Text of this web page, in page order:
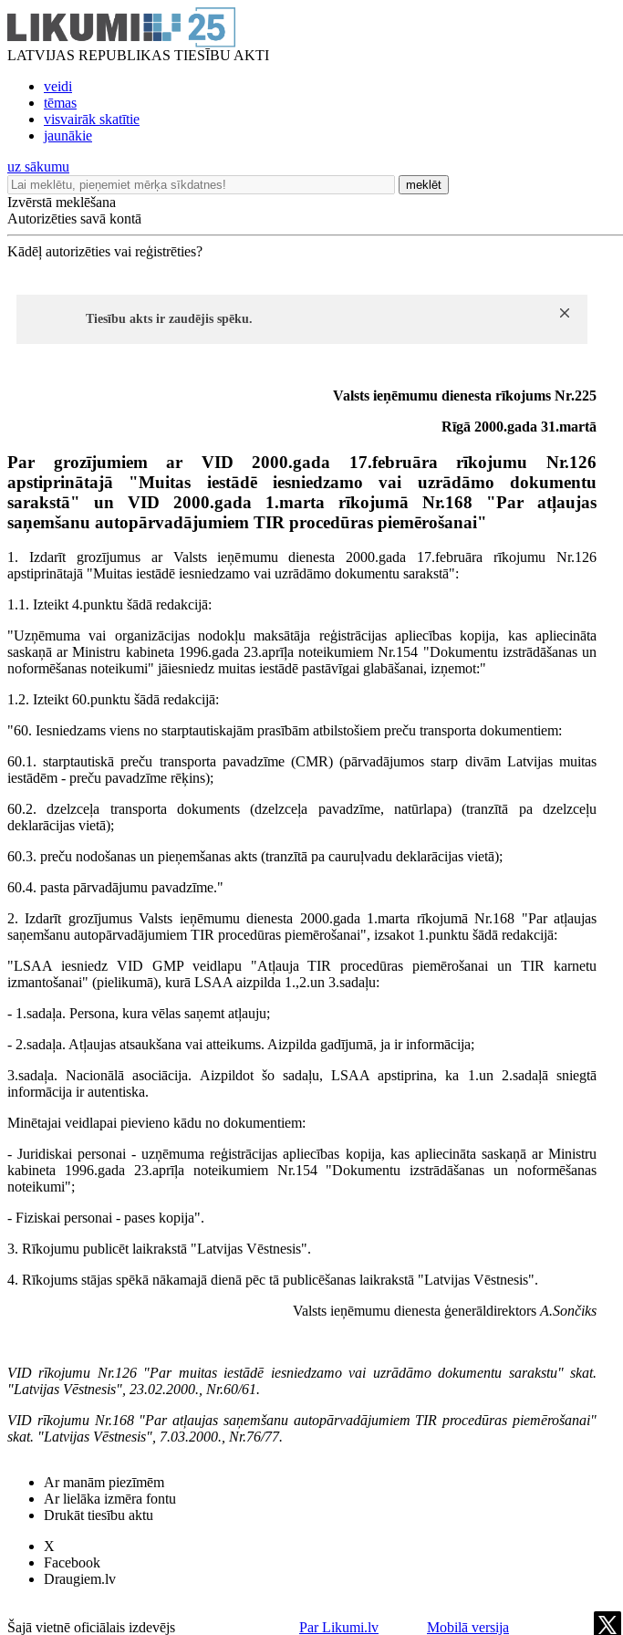
LATVIJAS REPUBLIKAS TIESĪBU AKTI
veidi
tēmas
visvairāk skatītie
jaunākie
uz sākumu
meklēt
Izvērstā meklēšana
Autorizēties savā kontā
Kādēļ autorizēties vai reģistrēties?
Tiesību akts ir zaudējis spēku.
Valsts ieņēmumu dienesta rīkojums Nr.225
Rīgā 2000.gada 31.martā
Par grozījumiem ar VID 2000.gada 17.februāra rīkojumu Nr.126
apstiprinātajā "Muitas iestādē iesniedzamo vai uzrādāmo dokumentu
sarakstā" un VID 2000.gada 1.marta rīkojumā Nr.168 "Par atļaujas
saņemšanu autopārvadājumiem TIR procedūras piemērošanai"
1. Izdarīt grozījumus ar Valsts ieņēmumu dienesta 2000.gada 17.februāra rīkojumu Nr.126
apstiprinātajā "Muitas iestādē iesniedzamo vai uzrādāmo dokumentu sarakstā":
1.1. Izteikt 4.punktu šādā redakcijā:
"Uzņēmuma vai organizācijas nodokļu maksātāja reģistrācijas apliecības kopija, kas apliecināta
saskaņā ar Ministru kabineta 1996.gada 23.aprīļa noteikumiem Nr.154 "Dokumentu izstrādāšanas un
noformēšanas noteikumi" jāiesniedz muitas iestādē pastāvīgai glabāšanai, izņemot:"
1.2. Izteikt 60.punktu šādā redakcijā:
"60. Iesniedzams viens no starptautiskajām prasībām atbilstošiem preču transporta dokumentiem:
60.1. starptautiskā preču transporta pavadzīme (CMR) (pārvadājumos starp divām Latvijas muitas
iestādēm - preču pavadzīme rēķins);
60.2. dzelzceļa transporta dokuments (dzelzceļa pavadzīme, natūrlapa) (tranzītā pa dzelzceļu
deklarācijas vietā);
60.3. preču nodošanas un pieņemšanas akts (tranzītā pa cauruļvadu deklarācijas vietā);
60.4. pasta pārvadājumu pavadzīme."
2. Izdarīt grozījumus Valsts ieņēmumu dienesta 2000.gada 1.marta rīkojumā Nr.168 "Par atļaujas
saņemšanu autopārvadājumiem TIR procedūras piemērošanai", izsakot 1.punktu šādā redakcijā:
"LSAA iesniedz VID GMP veidlapu "Atļauja TIR procedūras piemērošanai un TIR karnetu
izmantošanai" (pielikumā), kurā LSAA aizpilda 1.,2.un 3.sadaļu:
- 1.sadaļa. Persona, kura vēlas saņemt atļauju;
- 2.sadaļa. Atļaujas atsaukšana vai atteikums. Aizpilda gadījumā, ja ir informācija;
3.sadaļa. Nacionālā asociācija. Aizpildot šo sadaļu, LSAA apstiprina, ka 1.un 2.sadaļā sniegtā
informācija ir autentiska.
Minētajai veidlapai pievieno kādu no dokumentiem:
- Juridiskai personai - uzņēmuma reģistrācijas apliecības kopija, kas apliecināta saskaņā ar Ministru
kabineta 1996.gada 23.aprīļa noteikumiem Nr.154 "Dokumentu izstrādāšanas un noformēšanas
noteikumi";
- Fiziskai personai - pases kopija".
3. Rīkojumu publicēt laikrakstā "Latvijas Vēstnesis".
4. Rīkojums stājas spēkā nākamajā dienā pēc tā publicēšanas laikrakstā "Latvijas Vēstnesis".
Valsts ieņēmumu dienesta ģenerāldirektorsA.Sončiks
VID rīkojumu Nr.126 "Par muitas iestādē iesniedzamo vai uzrādāmo dokumentu sarakstu" skat.
"Latvijas Vēstnesis", 23.02.2000., Nr.60/61.
VID rīkojumu Nr.168 "Par atļaujas saņemšanu autopārvadājumiem TIR procedūras piemērošanai"
skat. "Latvijas Vēstnesis", 7.03.2000., Nr.76/77.
Ar manām piezīmēm
Ar lielāka izmēra fontu
Drukāt tiesību aktu
X
Facebook
Draugiem.lv
Šajā vietnē oficiālais izdevējs Par Likumi.lv Mobilā versija